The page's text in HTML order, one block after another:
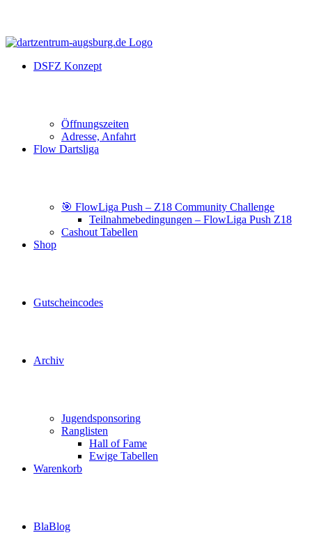
DSFZ Konzept
Öffnungszeiten
Adresse, Anfahrt
Flow Dartsliga
🎯 FlowLiga Push – Z18 Community Challenge
Teilnahmebedingungen – FlowLiga Push Z18
Cashout Tabellen
Shop
Gutscheincodes
Archiv
Jugendsponsoring
Ranglisten
Hall of Fame
Ewige Tabellen
Warenkorb
BlaBlog